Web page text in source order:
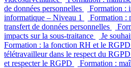
de données personnelles
Formation :
informatique – Niveau 1
Formation :
transfert de données personnelles
impacts sur la sous-traitance
Je
Formation : la fonction RH et le RGPD
télétravailleur dans le respect du RGPD
et respecter le RGPD
Formation :